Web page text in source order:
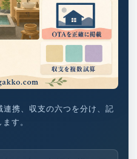
携、収支の六つを分け、記
す。